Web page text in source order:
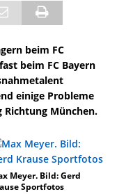
beim FC
beim FC Bayern
einige Probleme
Richtung München.
Meyer. Bild: Gerd
Sportfotos